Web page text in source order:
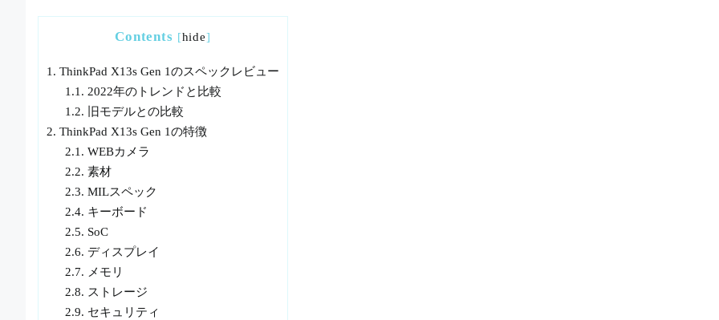
Contents [hide]
1. ThinkPad X13s Gen 1のスペックレビュー
1.1. 2022年のトレンドと比較
1.2. 旧モデルとの比較
2. ThinkPad X13s Gen 1の特徴
2.1. WEBカメラ
2.2. 素材
2.3. MILスペック
2.4. キーボード
2.5. SoC
2.6. ディスプレイ
2.7. メモリ
2.8. ストレージ
2.9. セキュリティ